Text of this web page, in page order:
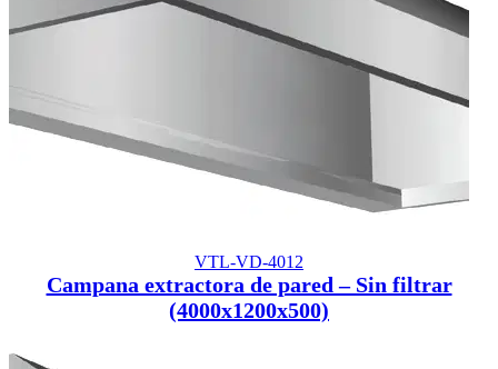
VTL-VD-4012
Campana extractora de pared – Sin filtrar
(4000x1200x500)